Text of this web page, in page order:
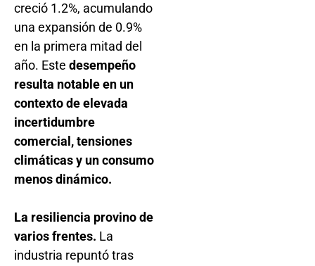
creció 1.2%, acumulando
una expansión de 0.9%
en la primera mitad del
año. Este desempeño
resulta notable en un
contexto de elevada
incertidumbre
comercial, tensiones
climáticas y un consumo
menos dinámico.
La resiliencia provino de
varios frentes. La
industria repuntó tras